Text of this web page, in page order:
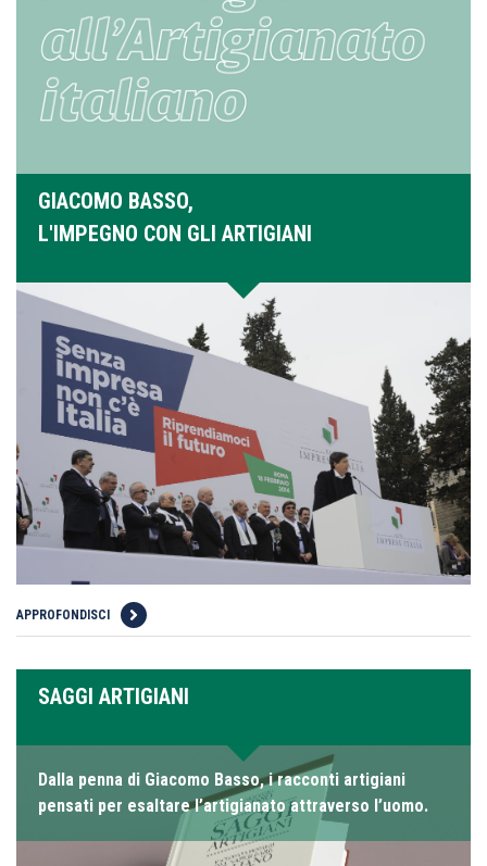
GIACOMO BASSO,
L'IMPEGNO CON GLI ARTIGIANI
APPROFONDISCI
SAGGI ARTIGIANI
Dalla penna di Giacomo Basso, i racconti artigiani
pensati per esaltare l’artigianato attraverso l’uomo.